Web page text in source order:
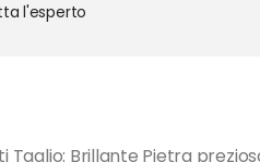
l'esperto
Brillante Pietra